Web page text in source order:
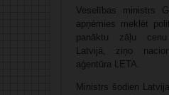
Veselības ministrs
apņēmies meklēt
panāktu zāļu cenu
Latvijā, ziņo
aģentūra LETA.
Ministrs šodien